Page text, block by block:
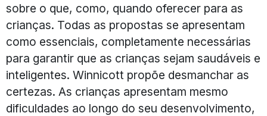
sobre o que, como, quando oferecer para as
crianças. Todas as propostas se apresentam
como essenciais, completamente necessárias
para garantir que as crianças sejam saudáveis e
inteligentes. Winnicott propõe desmanchar as
certezas. As crianças apresentam mesmo
dificuldades ao longo do seu desenvolvimento,